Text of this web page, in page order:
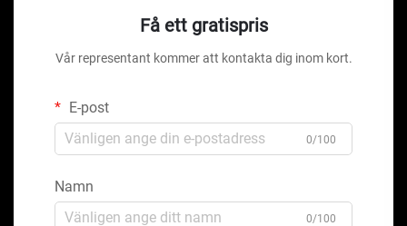
Få ett gratispris
Vår representant kommer att kontakta dig inom kort.
E-post
0/100
Namn
0/100